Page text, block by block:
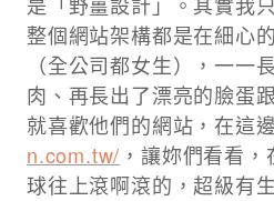
整個網站架構都是在細心
（全公司都女生），一一
肉、再長出了漂亮的臉蛋
就喜歡他們的網站，在這邊
n.com.tw/ ，讓妳們看看
球往上滾啊滾的，超級有